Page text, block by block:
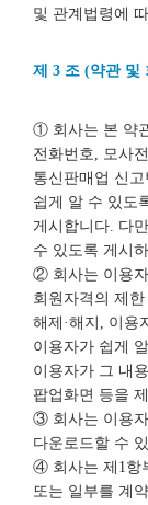
및 관계법령에
제 3 조 (약관 및
① 회사는 본 약
전화번호, 모사
통신판매업 신
쉽게 알 수 있도
게시합니다. 다
수 있도록 게시
② 회사는 이용
회원자격의 제
해제·해지, 이용
이용자가 쉽게
이용자가 그 내
팝업화면 등을
③ 회사는 이용
다운로드할 수
④ 회사는 제1항
또는 일부를 계